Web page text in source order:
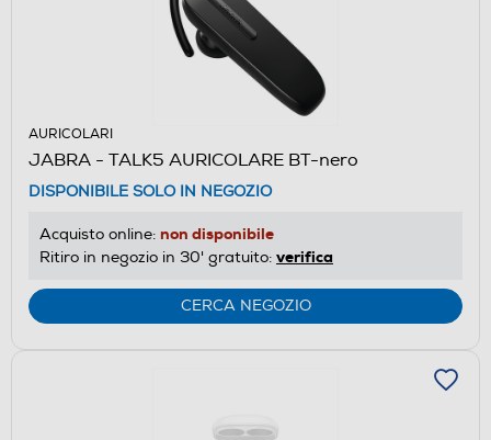
AURICOLARI
JABRA - TALK5 AURICOLARE BT-nero
DISPONIBILE SOLO IN NEGOZIO
Acquisto online: non disponibile
Ritiro in negozio in 30' gratuito: verifica
CERCA NEGOZIO